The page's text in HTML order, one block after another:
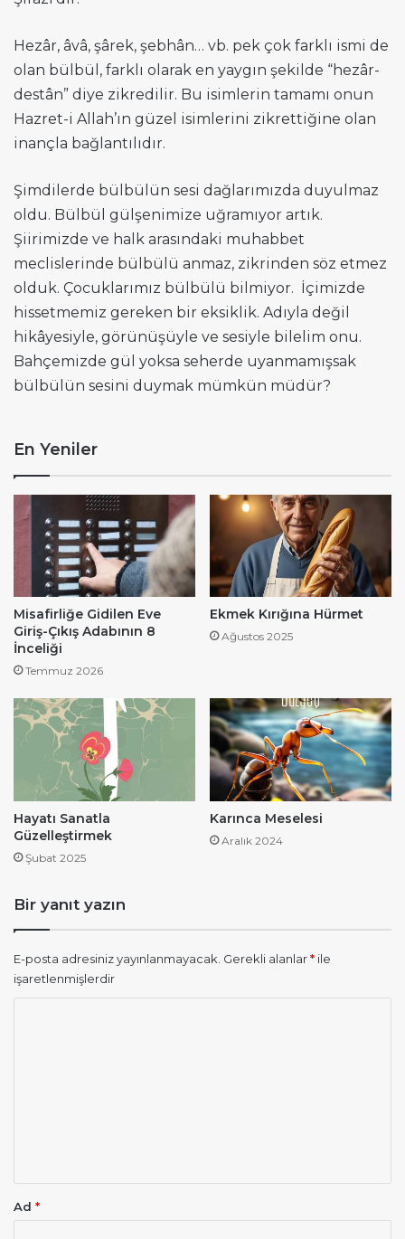
Hezâr, âvâ, şârek, şebhân… vb. pek çok farklı ismi de
olan bülbül, farklı olarak en yaygın şekilde “hezâr-
destân” diye zikredilir. Bu isimlerin tamamı onun
Hazret-i Allah’ın güzel isimlerini zikrettiğine olan
inançla bağlantılıdır.
Şimdilerde bülbülün sesi dağlarımızda duyulmaz
oldu. Bülbül gülşenimize uğramıyor artık.
Şiirimizde ve halk arasındaki muhabbet
meclislerinde bülbülü anmaz, zikrinden söz etmez
olduk. Çocuklarımız bülbülü bilmiyor. İçimizde
hissetmemiz gereken bir eksiklik. Adıyla değil
hikâyesiyle, görünüşüyle ve sesiyle bilelim onu.
Bahçemizde gül yoksa seherde uyanmamışsak
bülbülün sesini duymak mümkün müdür?
En Yeniler
Misafirliğe Gidilen Eve
Giriş-Çıkış Adabının 8
İnceliği
Temmuz 2026
Ekmek Kırığına Hürmet
Ağustos 2025
Hayatı Sanatla
Güzelleştirmek
Şubat 2025
Karınca Meselesi
Aralık 2024
Bir yanıt yazın
E-posta adresiniz yayınlanmayacak. Gerekli alanlar* ile
işaretlenmişlerdir
Ad *